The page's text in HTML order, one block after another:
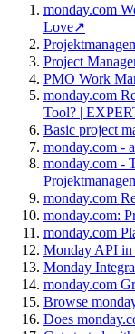
monday.com
Love↗
Project
PMO Work
monday.com
Tool? |
Basic project
monday.com -
monday.com -
monday.com
monday.com:
monday.com
Monday API
Monday
monday.com
Browse
Does